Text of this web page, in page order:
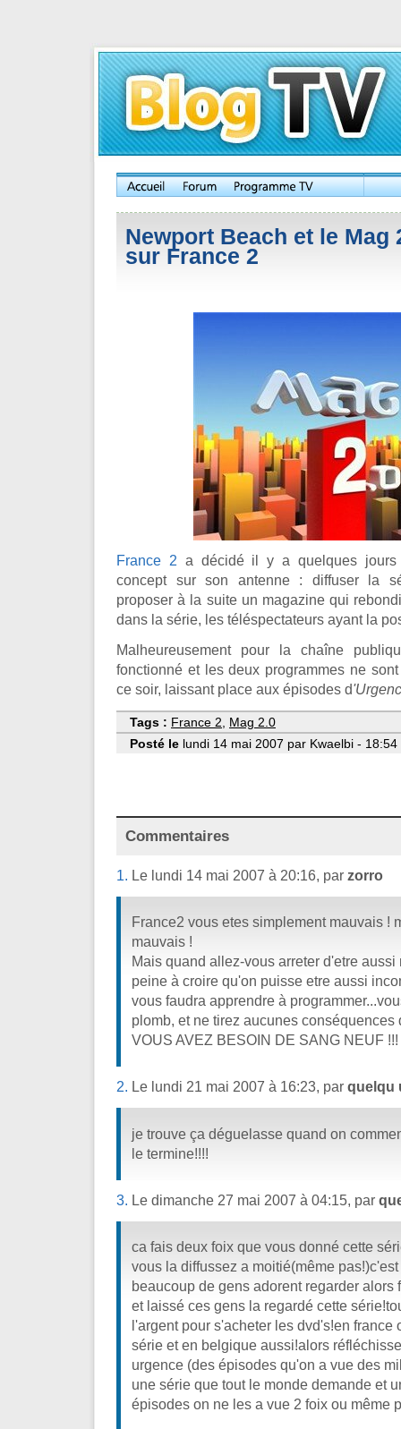
Newport Beach et le Mag
sur France 2
France 2 a décidé il y a quelques jours
concept sur son antenne : diffuser la
proposer à la suite un magazine qui
dans la série, les téléspectateurs ayant la
Malheureusement pour la chaîne
fonctionné et les deux programmes ne
ce soir, laissant place aux épisodes d
Tags : France 2
Mag 2.0
Posté le lundi 14 mai 2007 par Kwaelbi -
Commentaires
1. Le lundi 14 mai 2007 à 20:16, par zorro
France2 vous etes simplement mauvais !
mauvais !
Mais quand allez-vous arreter d'etre
peine à croire qu'on puisse etre aussi
vous faudra apprendre à
plomb, et ne tirez aucunes conséquences
VOUS AVEZ BESOIN DE SANG NEUF !!!
2. Le lundi 21 mai 2007 à 16:23, par quelqu
je trouve ça déguelasse quand on
le termine!!!!
3. Le dimanche 27 mai 2007 à 04:15, par
ca fais deux foix que vous donné cette
vous la diffussez a moitié(même
beaucoup de gens adorent regarder alors
et laissé ces gens la regardé cette
l'argent pour s'acheter les dvd's!en france
série et en belgique aussi!alors
urgence (des épisodes qu'on a vue des
une série que tout le monde demande et
épisodes on ne les a vue 2 foix ou même